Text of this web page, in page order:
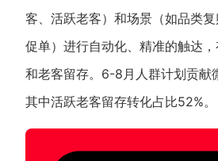
客、活跃老客）和场景（如品类
促单）进行自动化、精准的触达
和老客留存。6-8月人群计划贡献
其中活跃老客留存转化占比52%。